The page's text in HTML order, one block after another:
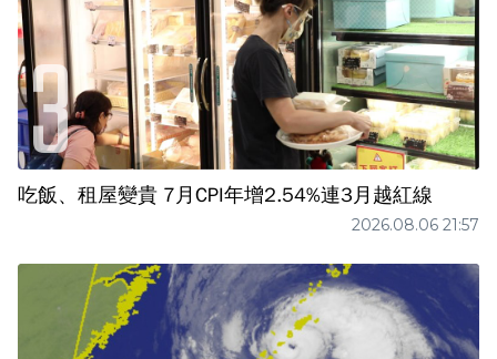
吃飯、租屋變貴 7月CPI年增2.54%連3月越紅線
2026.08.06 21:57